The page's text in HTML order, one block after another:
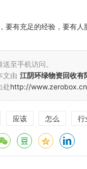
要有充足的经验，要有人
至手机访问。
文由 江阴环绿物资回收有
处http://
应该 怎么 行